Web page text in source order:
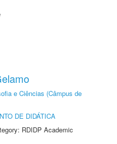
e Ciências (Câmpus de
DE DIDÁTICA
RDIDP Academic